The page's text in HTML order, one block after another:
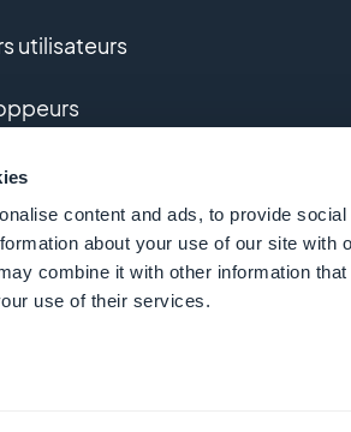
content and ads, to provide
about your use of our site with
combine it with other information
use of their services.
utilisateurs
sur-mesure